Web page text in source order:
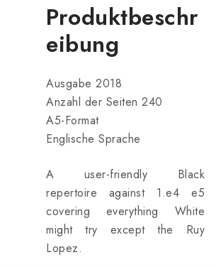
Produktbeschr
eibung
Ausgabe 2018
Anzahl der Seiten 240
A5-Format
Englische Sprache
A user-friendly Black
repertoire against 1.e4 e5
covering everything White
might try except the Ruy
Lopez.